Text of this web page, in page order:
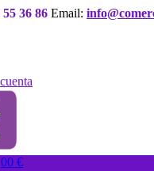
55 36 86 Email:
€